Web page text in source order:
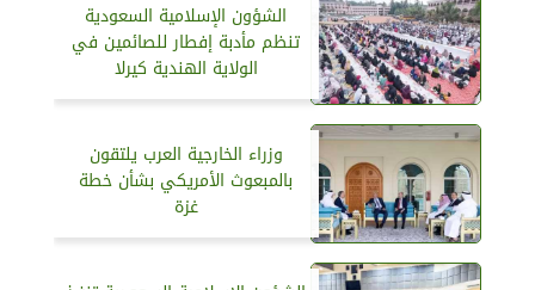
الشؤون الإسلامية السعودية
تنظم مأدبة إفطار للصائمين في
الولاية الهندية كيرلا
وزراء الخارجية العرب يلتقون
بالمبعوث الأمريكي بشأن خطة
غزة